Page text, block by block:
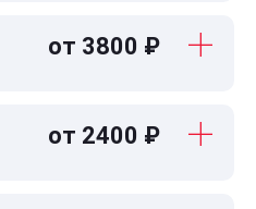
от 3800 ₽
от 2400 ₽